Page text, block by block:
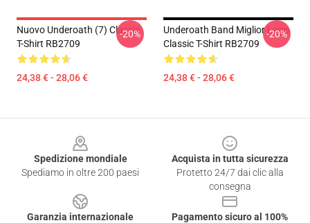
Nuovo Underoath (7) Classic
T-Shirt RB2709
24,38 € - 28,06 €
-20%
Underoath Band Miglior Logo
Classic T-Shirt RB2709
24,38 € - 28,06 €
-20%
Spedizione mondiale
Spediamo in oltre 200 paesi
Acquista in tutta sicurezza
Protetto 24/7 dai clic alla
consegna
Garanzia internazionale
Pagamento sicuro al 100%